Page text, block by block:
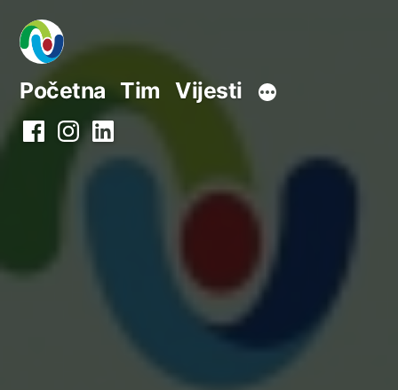
Preskoči
sadržaj
Početna Tim Vijesti
Facebook
InstagramLinkedIn